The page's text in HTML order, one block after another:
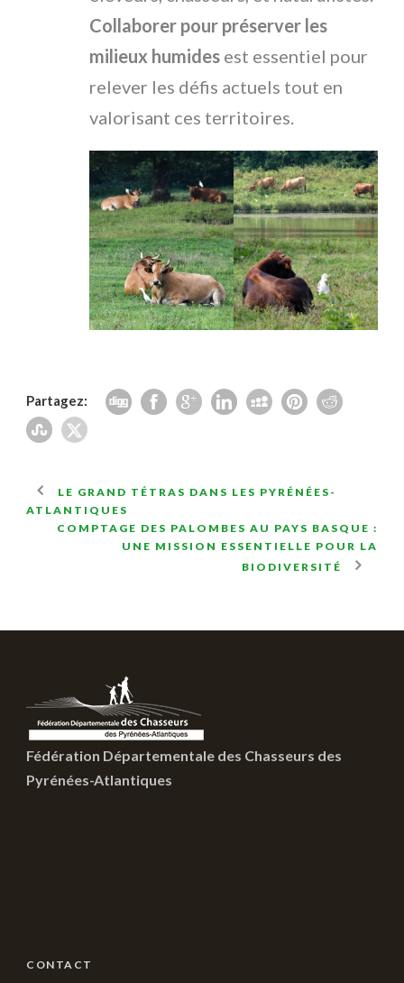
Collaborer pour préserver les
milieux humides est essentiel pour
relever les défis actuels tout en
valorisant ces territoires.
Partagez:
LE GRAND TÉTRAS DANS LES PYRÉNÉES-
ATLANTIQUES
COMPTAGE DES PALOMBES AU PAYS BASQUE :
UNE MISSION ESSENTIELLE POUR LA
BIODIVERSITÉ
Fédération Départementale des Chasseurs des
Pyrénées-Atlantiques
CONTACT